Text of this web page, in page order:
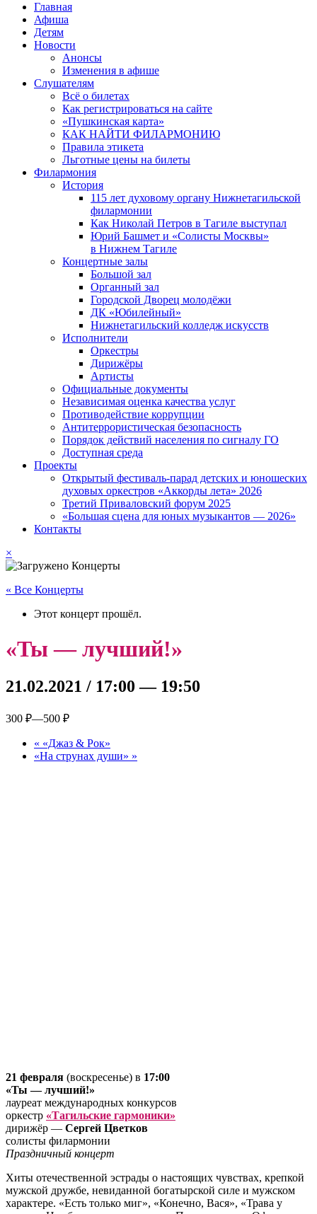
Главная
Афиша
Детям
Новости
Анонсы
Изменения в афише
Слушателям
Всё о билетах
Как регистрироваться на сайте
«Пушкинская карта»
КАК НАЙТИ ФИЛАРМОНИЮ
Правила этикета
Льготные цены на билеты
Филармония
История
115 лет духовому органу Нижнетагильской
филармонии
Как Николай Петров в Тагиле выступал
Юрий Башмет и «Солисты Москвы»
в Нижнем Тагиле
Концертные залы
Большой зал
Органный зал
Городской Дворец молодёжи
ДК «Юбилейный»
Нижнетагильский колледж искусств
Исполнители
Оркестры
Дирижёры
Артисты
Официальные документы
Независимая оценка качества услуг
Противодействие коррупции
Антитеррористическая безопасность
Порядок действий населения по сигналу ГО
Доступная среда
Проекты
Открытый фестиваль-парад детских и юношеских
духовых оркестров «Аккорды лета» 2026
Третий Приваловский форум 2025
«Большая сцена для юных музыкантов — 2026»
Контакты
×
« Все Концерты
Этот концерт прошёл.
«Ты — лучший!»
21.02.2021 / 17:00 — 19:50
300 ₽—500 ₽
« «Джаз & Рок»
«На струнах души» »
21 февраля (воскресенье) в 17:00
«Ты — лучший!»
лауреат международных конкурсов
оркестр «Тагильские гармоники»
дирижёр — Сергей Цветков
солисты филармонии
Праздничный концерт
Хиты отечественной эстрады о настоящих чувствах, крепкой
мужской дружбе, невиданной богатырской силе и мужском
характере. «Есть только миг», «Конечно, Вася», «Трава у